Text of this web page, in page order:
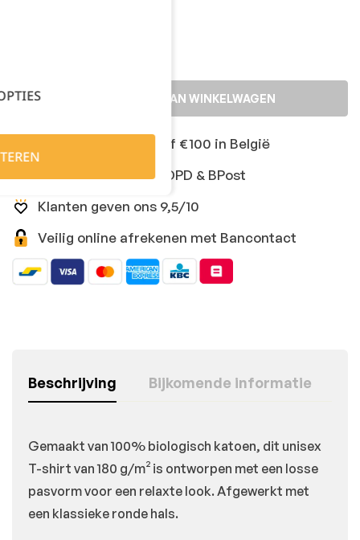
TOEVOEGEN AAN WINKELWAGEN
Gratis levering vanaf €100 in België
Snelle levering met DPD & BPost
Klanten geven ons 9,5/10
Veilig online afrekenen met Bancontact
Beschrijving Bijkomende informatie
Gemaakt van 100% biologisch katoen, dit unisex
T-shirt van 180 g/m² is ontworpen met een losse
pasvorm voor een relaxte look. Afgewerkt met
een klassieke ronde hals.